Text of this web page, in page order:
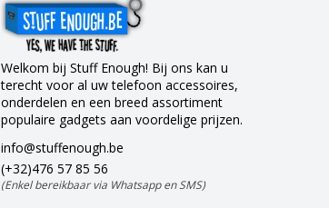
Welkom bij Stuff Enough! Bij ons kan u
terecht voor al uw telefoon accessoires,
onderdelen en een breed assortiment
populaire gadgets aan voordelige prijzen.
info@stuffenough.be
(+32)476 57 85 56
(Enkel bereikbaar via Whatsapp en SMS)